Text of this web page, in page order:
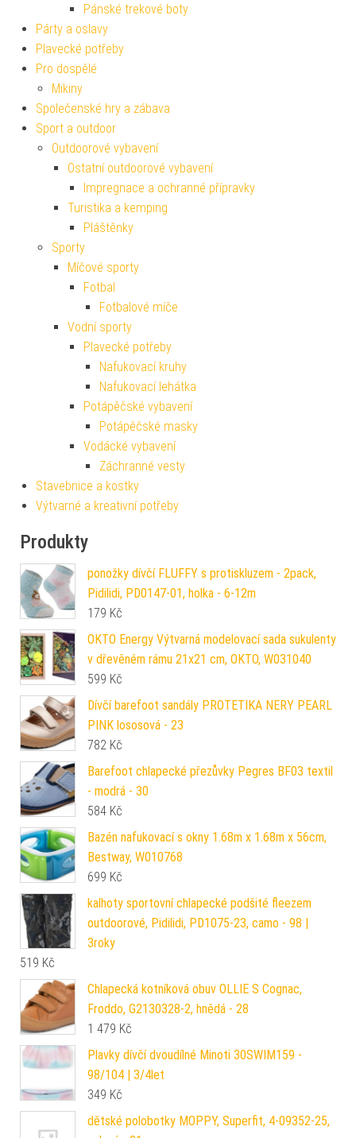
Pánské trekové boty
Párty a oslavy
Plavecké potřeby
Pro dospělé
Mikiny
Společenské hry a zábava
Sport a outdoor
Outdoorové vybavení
Ostatní outdoorové vybavení
Impregnace a ochranné přípravky
Turistika a kemping
Pláštěnky
Sporty
Míčové sporty
Fotbal
Fotbalové míče
Vodní sporty
Plavecké potřeby
Nafukovací kruhy
Nafukovací lehátka
Potápěčské vybavení
Potápěčské masky
Vodácké vybavení
Záchranné vesty
Stavebnice a kostky
Výtvarné a kreativní potřeby
Produkty
ponožky dívčí FLUFFY s protiskluzem - 2pack,
Pidilidi, PD0147-01, holka - 6-12m
179 Kč
OKTO Energy Výtvarná modelovací sada sukulenty
v dřevěném rámu 21x21 cm, OKTO, W031040
599 Kč
Dívčí barefoot sandály PROTETIKA NERY PEARL
PINK lososová - 23
782 Kč
Barefoot chlapecké přezůvky Pegres BF03 textil
- modrá - 30
584 Kč
Bazén nafukovací s okny 1.68m x 1.68m x 56cm,
Bestway, W010768
699 Kč
kalhoty sportovní chlapecké podšité fleezem
outdoorové, Pidilidi, PD1075-23, camo - 98 |
3roky
519 Kč
Chlapecká kotníková obuv OLLIE S Cognac,
Froddo, G2130328-2, hnědá - 28
1 479 Kč
Plavky dívčí dvoudílné Minoti 30SWIM159 -
98/104 | 3/4let
349 Kč
dětské polobotky MOPPY, Superfit, 4-09352-25,